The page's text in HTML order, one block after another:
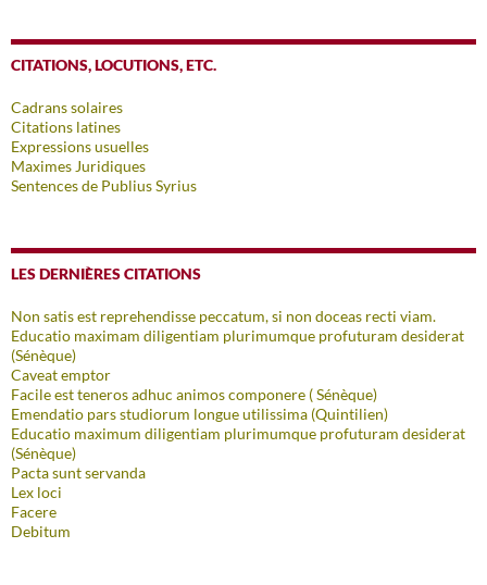
CITATIONS, LOCUTIONS, ETC.
Cadrans solaires
Citations latines
Expressions usuelles
Maximes Juridiques
Sentences de Publius Syrius
LES DERNIÈRES CITATIONS
Non satis est reprehendisse peccatum, si non doceas recti viam.
Educatio maximam diligentiam plurimumque profuturam desiderat
(Sénèque)
Caveat emptor
Facile est teneros adhuc animos componere ( Sénèque)
Emendatio pars studiorum longue utilissima (Quintilien)
Educatio maximum diligentiam plurimumque profuturam desiderat
(Sénèque)
Pacta sunt servanda
Lex loci
Facere
Debitum